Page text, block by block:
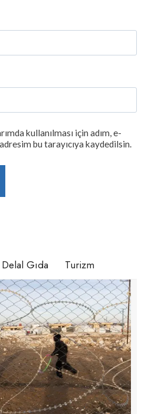
kullanılması için adım, e-
bu tarayıcıya kaydedilsin.
Delal Gıda Turizm